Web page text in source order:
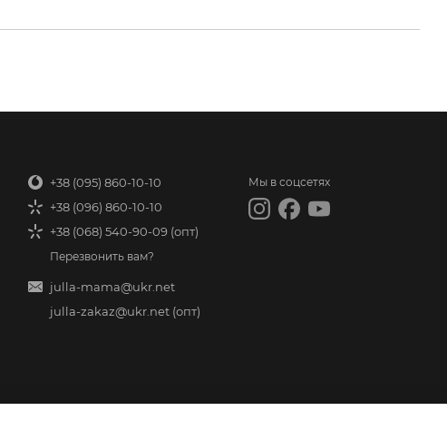
+38 (095) 860-10-10
+38 (096) 860-10-10
+38 (068) 540-90-09 (опт)
Перезвонить вам?
julla-mama@ukr.net
julla-zakaz@ukr.net (опт)
Мы в соцсетях